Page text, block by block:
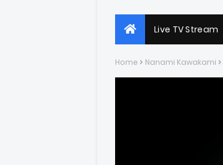
Live TV Stream
Home Nanami Kawakami